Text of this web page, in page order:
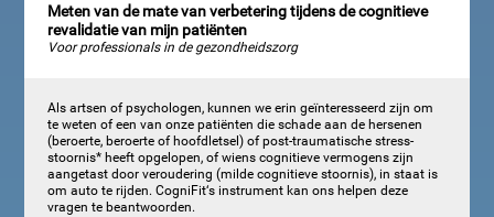
Meten van de mate van verbetering tijdens de cognitieve
revalidatie van mijn patiënten
Voor professionals in de gezondheidszorg
Als artsen of psychologen, kunnen we erin geïnteresseerd zijn om
te weten of een van onze patiënten die schade aan de hersenen
(beroerte, beroerte of hoofdletsel) of post-traumatische stress-
stoornis* heeft opgelopen, of wiens cognitieve vermogens zijn
aangetast door veroudering (milde cognitieve stoornis), in staat is
om auto te rijden. CogniFit‘s instrument kan ons helpen deze
vragen te beantwoorden.